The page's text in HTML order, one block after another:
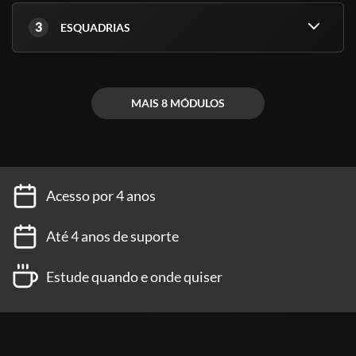
órgãos são de nível superior.
(Fontes: Secretaria de Educação de São Paulo e ABED)
3 ESQUADRIAS
MAIS 8 MÓDULOS
Acesso por 4 anos
Até 4 anos de suporte
Estude quando e onde quiser